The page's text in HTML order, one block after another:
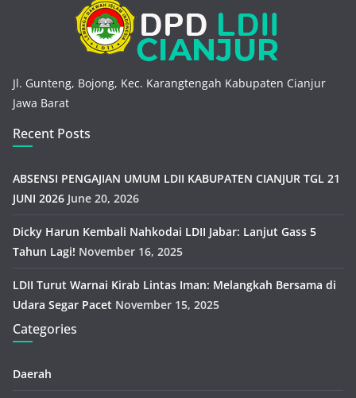
Jl. Gunteng, Bojong, Kec. Karangtengah Kabupaten Cianjur
Jawa Barat
Recent Posts
ABSENSI PENGAJIAN UMUM LDII KABUPATEN CIANJUR TGL 21
JUNI 2026 June 20, 2026
Dicky Harun Kembali Nahkodai LDII Jabar: Lanjut Gass 5
Tahun Lagi! November 16, 2025
LDII Turut Warnai Kirab Lintas Iman: Melangkah Bersama di
Udara Segar Pacet November 15, 2025
Categories
Daerah